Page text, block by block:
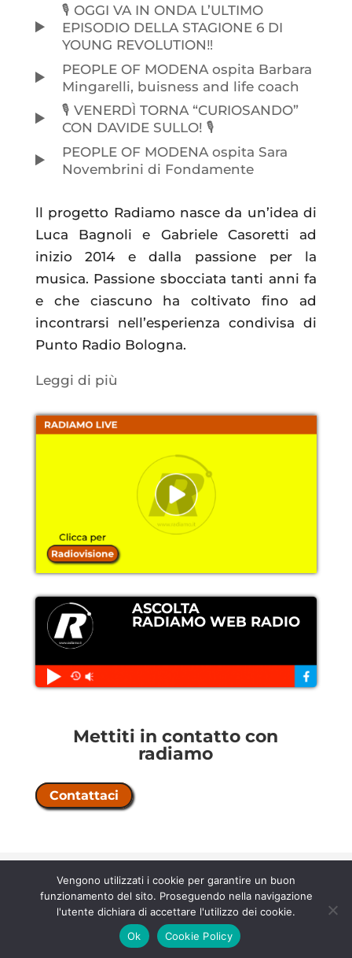
🎙️ OGGI VA IN ONDA L’ULTIMO
EPISODIO DELLA STAGIONE 6 DI
YOUNG REVOLUTION‼️
PEOPLE OF MODENA ospita Barbara
Mingarelli, buisness and life coach
🎙️ VENERDÌ TORNA “CURIOSANDO”
CON DAVIDE SULLO! 🎙️
PEOPLE OF MODENA ospita Sara
Novembrini di Fondamente
ll progetto Radiamo nasce da un’idea di
Luca Bagnoli e Gabriele Casoretti ad
inizio 2014 e dalla passione per la
musica. Passione sbocciata tanti anni fa
e che ciascuno ha coltivato fino ad
incontrarsi nell’esperienza condivisa di
Punto Radio Bologna.
Leggi di più
ASCOLTA
RADIAMO WEB RADIO
Mettiti in contatto con
radiamo
Contattaci
n° 202500000067 |
contratto 58/5/21
Privacy Policy-Cookie Policy
Vengono utilizzati i cookie per garantire un buon
funzionamento del sito. Proseguendo nella navigazione
l'utente dichiara di accettare l'utilizzo dei cookie.
Ok
Cookie Policy